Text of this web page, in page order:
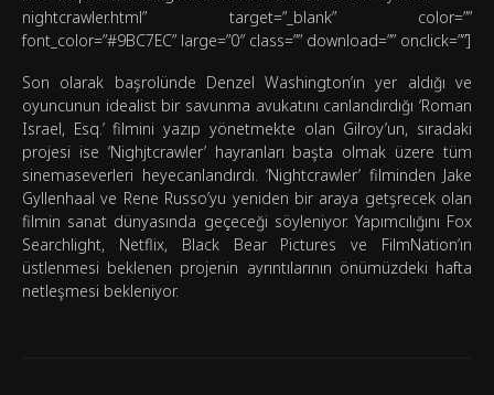
nightcrawler.html” target=”_blank” color=””
font_color=”#9BC7EC” large=”0″ class=”” download=”” onclick=””]
Son olarak başrolünde Denzel Washington’ın yer aldığı ve
oyuncunun idealist bir savunma avukatını canlandırdığı ‘Roman
Israel, Esq.’ filmini yazıp yönetmekte olan Gilroy’un, sıradaki
projesi ise ‘Nighjtcrawler’ hayranları başta olmak üzere tüm
sinemaseverleri heyecanlandırdı. ‘Nightcrawler’ filminden Jake
Gyllenhaal ve Rene Russo’yu yeniden bir araya getşrecek olan
filmin sanat dünyasında geçeceği söyleniyor. Yapımcılığını Fox
Searchlight, Netflix, Black Bear Pictures ve FilmNation’ın
üstlenmesi beklenen projenin ayrıntılarının önümüzdeki hafta
netleşmesi bekleniyor.